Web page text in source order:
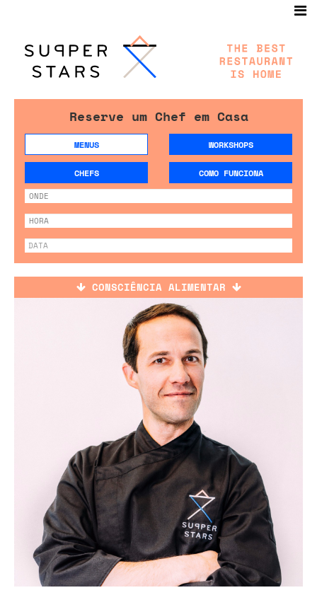
Reserve um Chef em Casa
MENUS WORKSHOPS
CHEFS COMO FUNCIONA
CONSCIÊNCIA ALIMENTAR